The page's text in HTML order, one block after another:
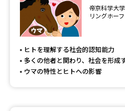
来場型・Web型イベント特集
受験準備
帝京科学大学
リングホー
ヒトを理解する社会的認知能力
多くの他者と関わり、社会を形成
ウマの特性とヒトへの影響